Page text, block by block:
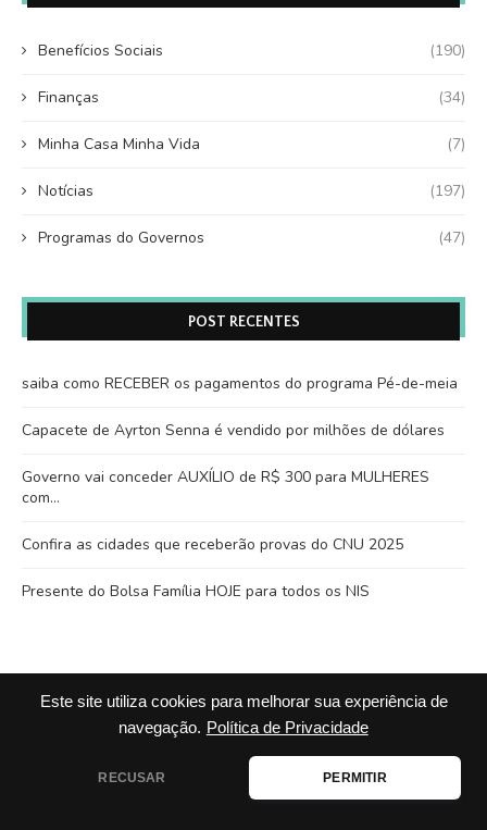
Este site utiliza cookies para melhorar sua experiência de
navegação. Política de Privacidade
RECUSAR PERMITIR
Benefícios Sociais (190)
Finanças (34)
Minha Casa Minha Vida (7)
Notícias (197)
Programas do Governos (47)
POST RECENTES
saiba como RECEBER os pagamentos do programa Pé-de-meia
Capacete de Ayrton Senna é vendido por milhões de dólares
Governo vai conceder AUXÍLIO de R$ 300 para MULHERES
com…
Confira as cidades que receberão provas do CNU 2025
Presente do Bolsa Família HOJE para todos os NIS